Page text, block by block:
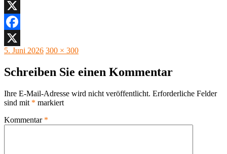
Facebook
X
Facebook
X
Veröffentlicht
5. Juni 2026 Originalgröße
300 × 300
Schreiben Sie einen Kommentar
Ihre E-Mail-Adresse wird nicht veröffentlicht. Erforderliche Felder
sind mit * markiert
Kommentar *